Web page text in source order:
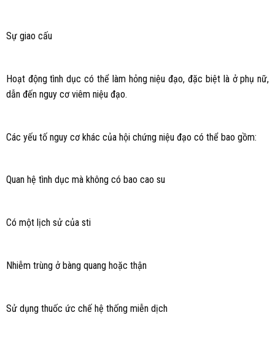
Sự giao cấu
Hoạt động tình dục có thể làm hỏng niệu đạo, đặc biệt là ở phụ nữ,
dẫn đến nguy cơ viêm niệu đạo.
Các yếu tố nguy cơ khác của hội chứng niệu đạo có thể bao gồm:
Quan hệ tình dục mà không có bao cao su
Có một lịch sử của sti
Nhiễm trùng ở bàng quang hoặc thận
Sử dụng thuốc ức chế hệ thống miễn dịch